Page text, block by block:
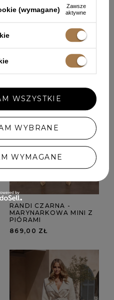
RANDI CZARNA -
MARYNARKOWA MINI Z
PIÓRAMI
869,00 ZŁ
(wymagane)
Zawsze
aktywne
WYBRANE
WYMAGANE
WSZYSTKIE